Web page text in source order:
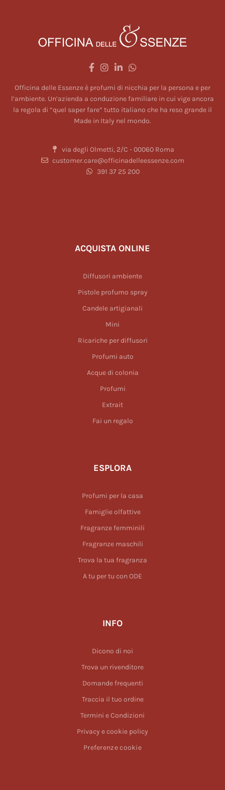
Officina delle Essenze è profumi di nicchia per la persona e per
l’ambiente. Un’azienda a conduzione familiare in cui vige ancora
la regola di “quel saper fare” tutto italiano che ha reso grande il
Made in Italy nel mondo.
via degli Olmetti, 2/C - 00060 Roma
customer.care@officinadelleessenze.com
391 37 25 200
ACQUISTA ONLINE
Diffusori ambiente
Pistole profumo spray
Candele artigianali
Mini
Ricariche per diffusori
Profumi auto
Acque di colonia
Profumi
Extrait
Fai un regalo
ESPLORA
Profumi per la casa
Famiglie olfattive
Fragranze femminili
Fragranze maschili
Trova la tua fragranza
A tu per tu con ODE
INFO
Dicono di noi
Trova un rivenditore
Domande frequenti
Traccia il tuo ordine
Termini e Condizioni
Privacy e cookie policy
Preferenze cookie